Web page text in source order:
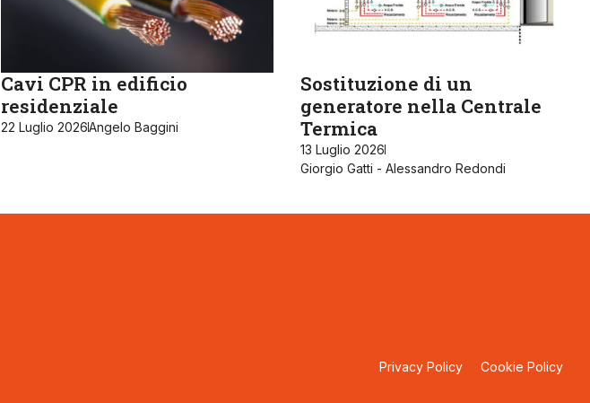
Cavi CPR in edificio
residenziale
22 Luglio 2026Angelo Baggini
Sostituzione di un
generatore nella Centrale
Termica
13 Luglio 2026
Giorgio Gatti - Alessandro Redondi
Privacy Policy Cookie Policy